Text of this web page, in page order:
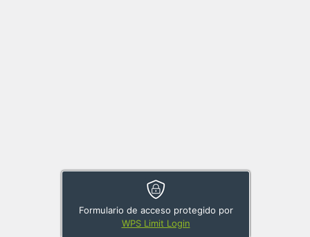
Formulario de acceso protegido por
WPS Limit Login